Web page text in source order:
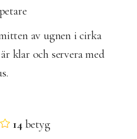
av ugnen i cirka
klar och servera med
14betyg